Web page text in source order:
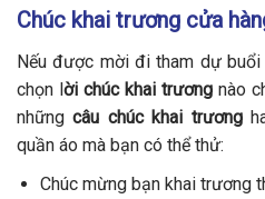
Chúc khai trương cửa
Nếu được mời đi tham dự
chọn lời chúc khai trươngnào
nhữngcâu chúc khai trương
quần áo mà bạn có thể thử:
Chúc mừng bạn khai trương